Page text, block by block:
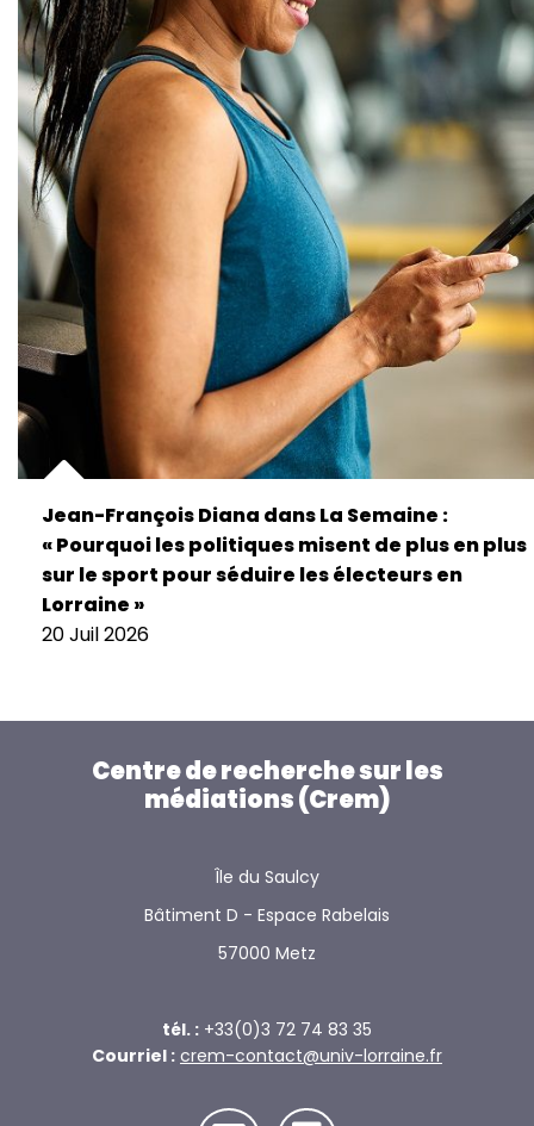
Jean-François Diana dans La Semaine :
« Pourquoi les politiques misent de plus en plus
sur le sport pour séduire les électeurs en
Lorraine »
20 Juil 2026
Centre de recherche sur les
médiations (Crem)
Île du Saulcy
Bâtiment D - Espace Rabelais
57000 Metz
tél. : +33(0)3 72 74 83 35
Courriel : crem-contact@univ-lorraine.fr